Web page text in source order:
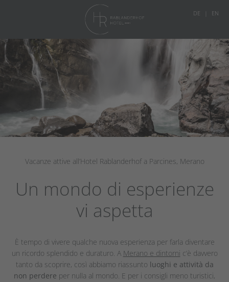
DE EN
Vacanze attive all’Hotel Rablanderhof a Parcines, Merano
Un mondo di esperienze
vi aspetta
È tempo di vivere qualche nuova esperienza per farla diventare
un ricordo splendido e duraturo. A Merano e dintorni c’è davvero
tanto da scoprire, così abbiamo riassunto luoghi e attività da
non perdere per nulla al mondo. E per i consigli meno turistici,